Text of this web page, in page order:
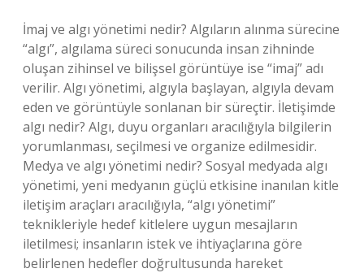
İmaj ve algı yönetimi nedir? Algıların alınma sürecine
“algı”, algılama süreci sonucunda insan zihninde
oluşan zihinsel ve bilişsel görüntüye ise “imaj” adı
verilir. Algı yönetimi, algıyla başlayan, algıyla devam
eden ve görüntüyle sonlanan bir süreçtir. İletişimde
algı nedir? Algı, duyu organları aracılığıyla bilgilerin
yorumlanması, seçilmesi ve organize edilmesidir.
Medya ve algı yönetimi nedir? Sosyal medyada algı
yönetimi, yeni medyanın güçlü etkisine inanılan kitle
iletişim araçları aracılığıyla, “algı yönetimi”
teknikleriyle hedef kitlelere uygun mesajların
iletilmesi; insanların istek ve ihtiyaçlarına göre
belirlenen hedefler doğrultusunda hareket